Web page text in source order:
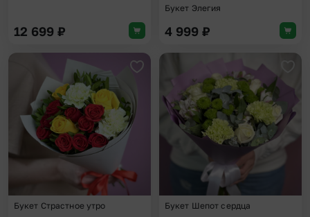
12 699 ₽
Букет Элегия
4 999 ₽
Добавить в избранное
Букет Страстное утро Букет Шепот сердца